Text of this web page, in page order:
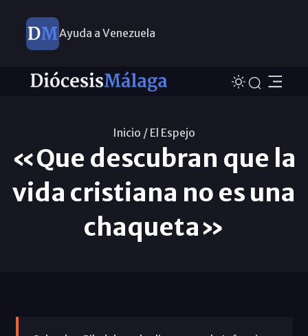
Ayuda a Venezuela
Inicio / El Espejo
«Que descubran que la
vida cristiana no es una
chaqueta»